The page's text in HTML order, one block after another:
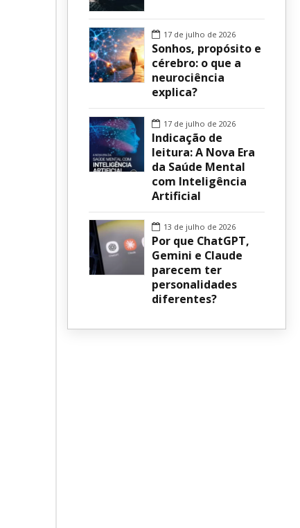
17 de julho de 2026
Sonhos, propósito e
cérebro: o que a
neurociência
explica?
17 de julho de 2026
Indicação de
leitura: A Nova Era
da Saúde Mental
com Inteligência
Artificial
13 de julho de 2026
Por que ChatGPT,
Gemini e Claude
parecem ter
personalidades
diferentes?